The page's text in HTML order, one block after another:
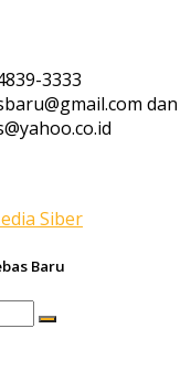
3333
dan
Siber
Baru